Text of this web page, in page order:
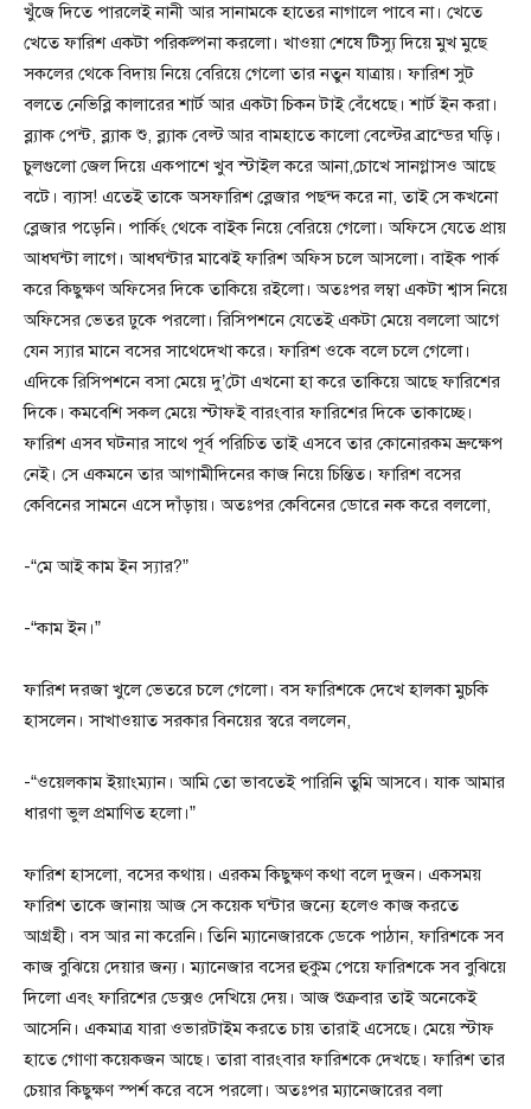
খুঁজে দিতে পারলেই নানী আর সানামকে হাতের নাগালে পাবে না। খেতে
খেতে ফারিশ একটা পরিকল্পনা করলো। খাওয়া শেষে টিস্যু দিয়ে মুখ মুছে
সকলের থেকে বিদায় নিয়ে বেরিয়ে গেলো তার নতুন যাত্রায়। ফারিশ সুট
বলতে নেভিব্লি কালারের শার্ট আর একটা চিকন টাই বেঁধেছে। শার্ট ইন করা।
ব্ল্যাক পেন্ট, ব্ল্যাক শু, ব্ল্যাক বেল্ট আর বামহাতে কালো বেল্টের ব্রান্ডের ঘড়ি।
চুলগুলো জেল দিয়ে একপাশে খুব স্টাইল করে আনা,চোখে সানগ্লাসও আছে
বটে। ব্যাস! এতেই তাকে অসফারিশ ব্লেজার পছন্দ করে না, তাই সে কখনো
ব্লেজার পড়েনি। পার্কিং থেকে বাইক নিয়ে বেরিয়ে গেলো। অফিসে যেতে প্রায়
আধঘন্টা লাগে। আধঘন্টার মাঝেই ফারিশ অফিস চলে আসলো। বাইক পার্ক
করে কিছুক্ষণ অফিসের দিকে তাকিয়ে রইলো। অতঃপর লম্বা একটা শ্বাস নিয়ে
অফিসের ভেতর ঢুকে পরলো। রিসিপশনে যেতেই একটা মেয়ে বললো আগে
যেন স্যার মানে বসের সাথেদেখা করে। ফারিশ ওকে বলে চলে গেলো।
এদিকে রিসিপশনে বসা মেয়ে দু’টো এখনো হা করে তাকিয়ে আছে ফারিশের
দিকে। কমবেশি সকল মেয়ে স্টাফই বারংবার ফারিশের দিকে তাকাচ্ছে।
ফারিশ এসব ঘটনার সাথে পূর্ব পরিচিত তাই এসবে তার কোনোরকম ভ্রুক্ষেপ
নেই। সে একমনে তার আগামীদিনের কাজ নিয়ে চিন্তিত। ফারিশ বসের
কেবিনের সামনে এসে দাঁড়ায়। অতঃপর কেবিনের ডোরে নক করে বললো,
-“মে আই কাম ইন স্যার?”
-“কাম ইন।”
ফারিশ দরজা খুলে ভেতরে চলে গেলো। বস ফারিশকে দেখে হালকা মুচকি
হাসলেন। সাখাওয়াত সরকার বিনয়ের স্বরে বললেন,
-“ওয়েলকাম ইয়াংম্যান। আমি তো ভাবতেই পারিনি তুমি আসবে। যাক আমার
ধারণা ভুল প্রমাণিত হলো।”
ফারিশ হাসলো, বসের কথায়। এরকম কিছুক্ষণ কথা বলে দুজন। একসময়
ফারিশ তাকে জানায় আজ সে কয়েক ঘন্টার জন্যে হলেও কাজ করতে
আগ্রহী। বস আর না করেনি। তিনি ম্যানেজারকে ডেকে পাঠান, ফারিশকে সব
কাজ বুঝিয়ে দেয়ার জন্য। ম্যানেজার বসের হুকুম পেয়ে ফারিশকে সব বুঝিয়ে
দিলো এবং ফারিশের ডেক্সও দেখিয়ে দেয়। আজ শুক্রবার তাই অনেকেই
আসেনি। একমাত্র যারা ওভারটাইম করতে চায় তারাই এসেছে। মেয়ে স্টাফ
হাতে গোণা কয়েকজন আছে। তারা বারংবার ফারিশকে দেখছে। ফারিশ তার
চেয়ার কিছুক্ষণ স্পর্শ করে বসে পরলো। অতঃপর ম্যানেজারের বলা